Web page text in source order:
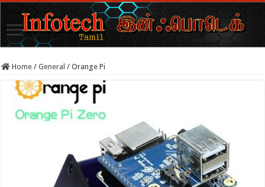
Home / General / Orange Pi